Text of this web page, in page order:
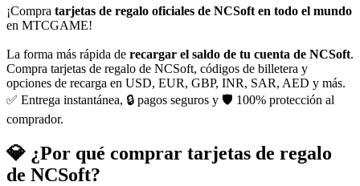
¡Compra tarjetas de regalo oficiales de NCSoft en todo el mundo
en MTCGAME!
La forma más rápida de recargar el saldo de tu cuenta de NCSoft.
Compra tarjetas de regalo de NCSoft, códigos de billetera y
opciones de recarga en USD, EUR, GBP, INR, SAR, AED y más.
✅ Entrega instantánea, 🔒 pagos seguros y 🛡 100% protección al
comprador.
💎 ¿Por qué comprar tarjetas de regalo
de NCSoft?